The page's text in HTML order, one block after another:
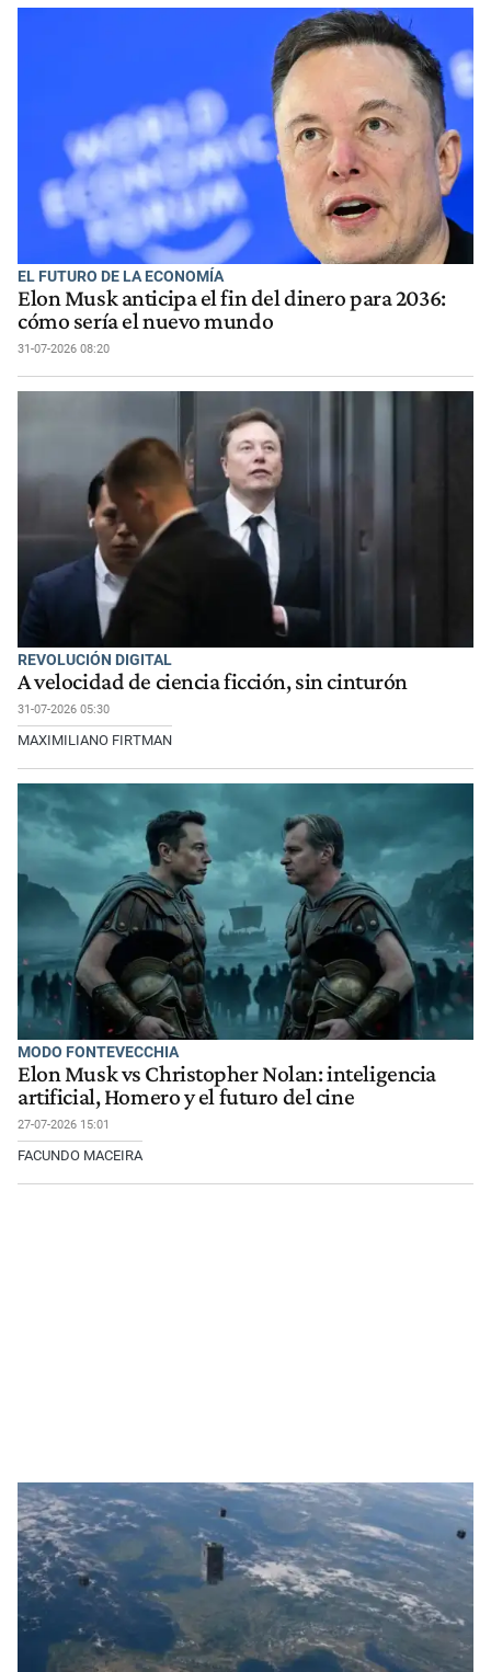
EL FUTURO DE LA ECONOMÍA
Elon Musk anticipa el fin del dinero para 2036:
cómo sería el nuevo mundo
31-07-2026 08:20
REVOLUCIÓN DIGITAL
A velocidad de ciencia ficción, sin cinturón
31-07-2026 05:30
MAXIMILIANO FIRTMAN
MODO FONTEVECCHIA
Elon Musk vs Christopher Nolan: inteligencia
artificial, Homero y el futuro del cine
27-07-2026 15:01
FACUNDO MACEIRA